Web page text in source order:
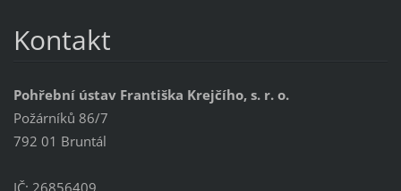
Kontakt
Pohřební ústav Františka Krejčího, s. r. o.
Požárníků 86/7
792 01 Bruntál
IČ: 26856409